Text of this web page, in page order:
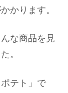
かります。
な商品を見
。
テト」で